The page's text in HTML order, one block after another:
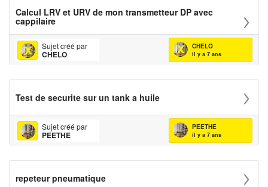
Calcul LRV et URV de mon transmetteur DP avec
cappilaire
Sujet créé par
CHELO
CHELO
il y a 7 ans
Test de securite sur un tank a huile
Sujet créé par
PEETHE
PEETHE
il y a 7 ans
repeteur pneumatique